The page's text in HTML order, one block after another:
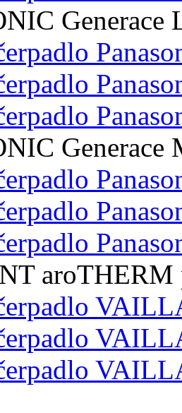
Generace
Generace
aroTHERM